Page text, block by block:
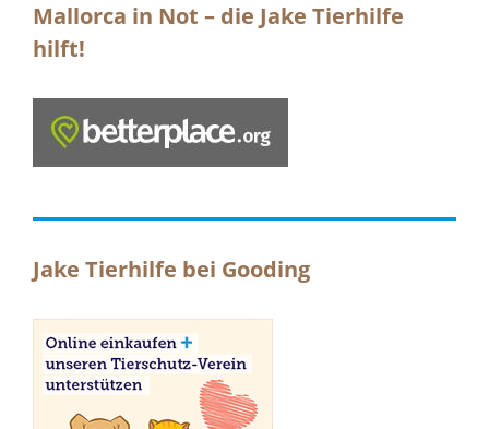
Mallorca in Not – die Jake Tierhilfe
hilft!
Jake Tierhilfe bei Gooding